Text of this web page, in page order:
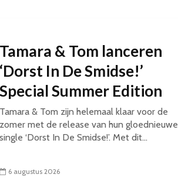
Tamara & Tom lanceren
‘Dorst In De Smidse!’
Special Summer Edition
Tamara & Tom zijn helemaal klaar voor de
zomer met de release van hun gloednieuwe
single ‘Dorst In De Smidse!’. Met dit...
6 augustus 2026